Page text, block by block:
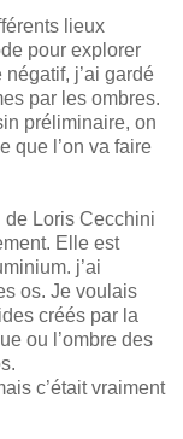
lieux
pour explorer
j’ai gardé
par les ombres.
préliminaire, on
que l’on va faire
de Loris Cecchini
Elle est
j’ai
os. Je voulais
créés par la
ou l’ombre des
c’était vraiment